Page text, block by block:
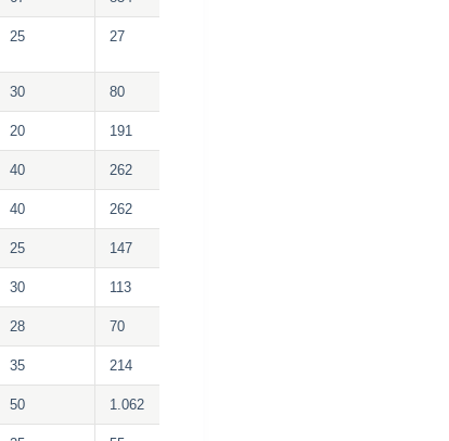
25 27
30 80
20 191
40 262
40 262
25 147
30 113
28 70
35 214
50 1.062